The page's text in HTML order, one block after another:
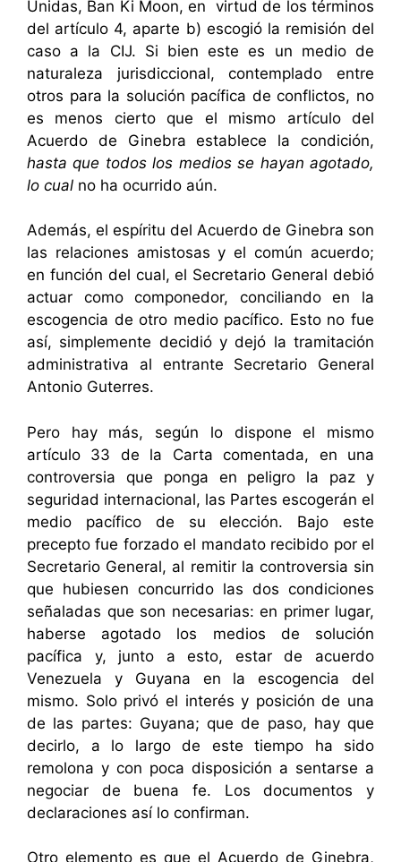
Unidas, Ban Ki Moon, en virtud de los términos
del artículo 4, aparte b) escogió la remisión del
caso a la CIJ. Si bien este es un medio de
naturaleza jurisdiccional, contemplado entre
otros para la solución pacífica de conflictos, no
es menos cierto que el mismo artículo del
Acuerdo de Ginebra establece la condición,
hasta que todos los medios se hayan agotado,
lo cual no ha ocurrido aún.
Además, el espíritu del Acuerdo de Ginebra son
las relaciones amistosas y el común acuerdo;
en función del cual, el Secretario General debió
actuar como componedor, conciliando en la
escogencia de otro medio pacífico. Esto no fue
así, simplemente decidió y dejó la tramitación
administrativa al entrante Secretario General
Antonio Guterres.
Pero hay más, según lo dispone el mismo
artículo 33 de la Carta comentada, en una
controversia que ponga en peligro la paz y
seguridad internacional, las Partes escogerán el
medio pacífico de su elección. Bajo este
precepto fue forzado el mandato recibido por el
Secretario General, al remitir la controversia sin
que hubiesen concurrido las dos condiciones
señaladas que son necesarias: en primer lugar,
haberse agotado los medios de solución
pacífica y, junto a esto, estar de acuerdo
Venezuela y Guyana en la escogencia del
mismo. Solo privó el interés y posición de una
de las partes: Guyana; que de paso, hay que
decirlo, a lo largo de este tiempo ha sido
remolona y con poca disposición a sentarse a
negociar de buena fe. Los documentos y
declaraciones así lo confirman.
Otro elemento es que el Acuerdo de Ginebra,